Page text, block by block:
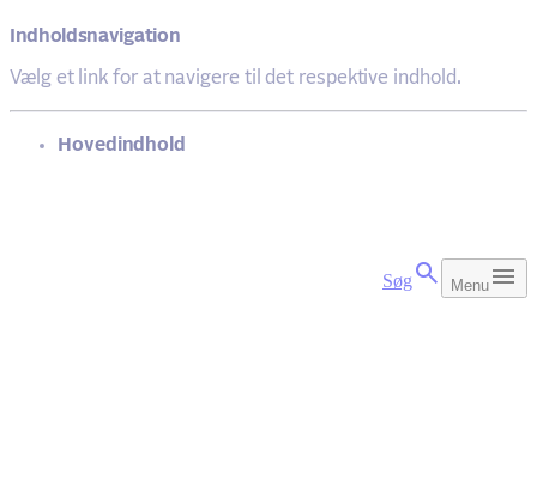
Indholdsnavigation
Vælg et link for at navigere til det respektive indhold.
gå til
Hovedindhold
Søg Menu